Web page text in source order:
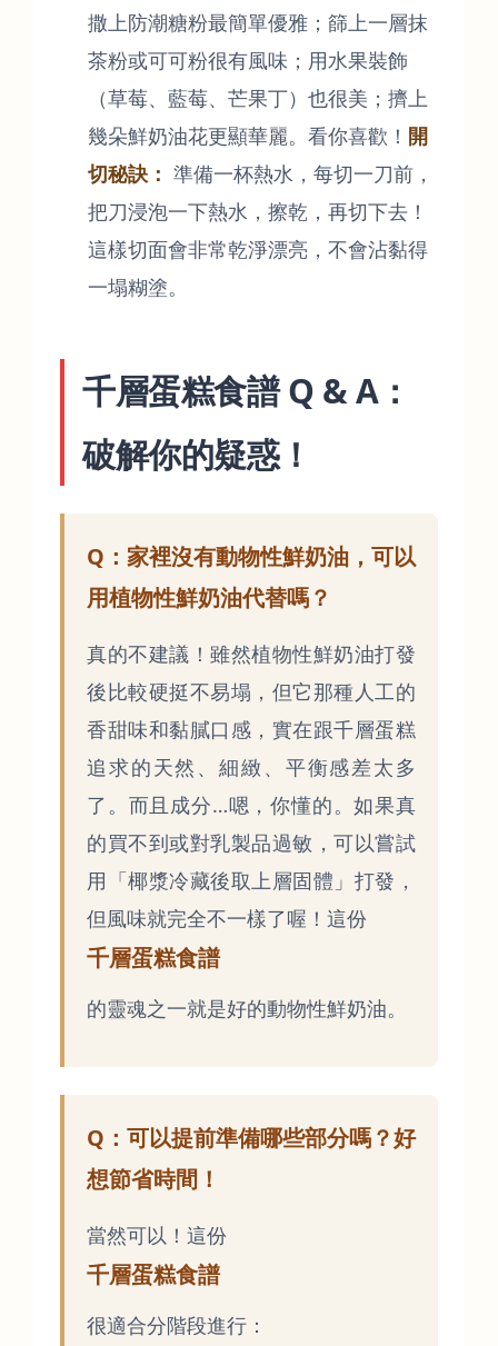
撒上防潮糖粉最簡單優雅；篩上一層抹
茶粉或可可粉很有風味；用水果裝飾
（草莓、藍莓、芒果丁）也很美；擠上
幾朵鮮奶油花更顯華麗。看你喜歡！ 開
切秘訣： 準備一杯熱水，每切一刀前，
把刀浸泡一下熱水，擦乾，再切下去！
這樣切面會非常乾淨漂亮，不會沾黏得
一塌糊塗。
千層蛋糕食譜 Q & A：
破解你的疑惑！
Q：家裡沒有動物性鮮奶油，可以
用植物性鮮奶油代替嗎？
真的不建議！雖然植物性鮮奶油打發
後比較硬挺不易塌，但它那種人工的
香甜味和黏膩口感，實在跟千層蛋糕
追求的天然、細緻、平衡感差太多
了。而且成分…嗯，你懂的。如果真
的買不到或對乳製品過敏，可以嘗試
用「椰漿冷藏後取上層固體」打發，
但風味就完全不一樣了喔！這份
千層蛋糕食譜
的靈魂之一就是好的動物性鮮奶油。
Q：可以提前準備哪些部分嗎？好
想節省時間！
當然可以！這份
千層蛋糕食譜
很適合分階段進行：